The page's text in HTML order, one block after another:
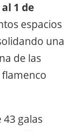
1 de
espacios
una
de las
galas